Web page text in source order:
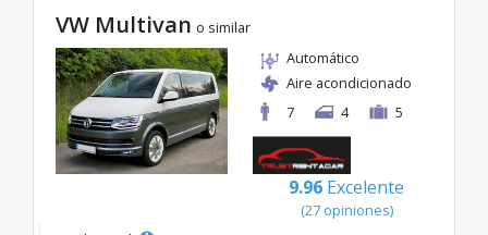
VW Multivan o similar
Automático
Aire acondicionado
7
4 5
9.96 Excelente
(27 opiniones)